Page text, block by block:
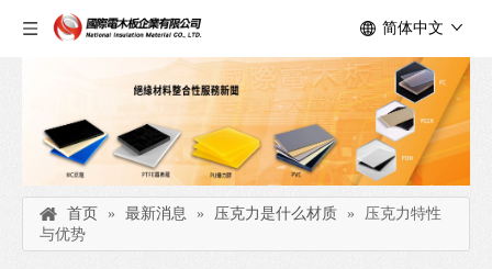
简体中文
首页 » 最新消息 » 压克力是什么材质 »
压克力特性
与优势